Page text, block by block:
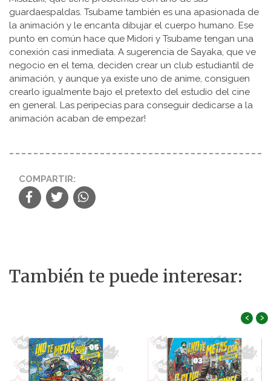
guardaespaldas. Tsubame también es una apasionada de
la animación y le encanta dibujar el cuerpo humano. Ese
punto en común hace que Midori y Tsubame tengan una
conexión casi inmediata. A sugerencia de Sayaka, que ve
negocio en el tema, deciden crear un club estudiantil de
animación, y aunque ya existe uno de anime, consiguen
crearlo igualmente bajo el pretexto del estudio del cine
en general. Las peripecias para conseguir dedicarse a la
animación acaban de empezar!
COMPARTIR:
También te puede interesar:
‹ ›